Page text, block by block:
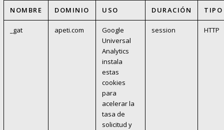
NOMBRE
DOMINIO USO DURACIÓN TIPO
_gat apeti.com
Google
Universal
Analytics
instala
estas
cookies
para
acelerar la
tasa de
solicitud y
session HTTP